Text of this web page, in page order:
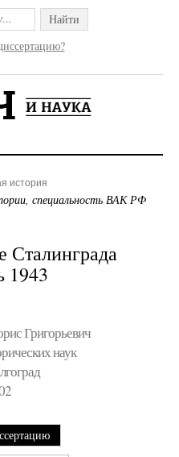
Найти
история
специальность ВАК РФ
Сталинграда
1943
Григорьевич
наук